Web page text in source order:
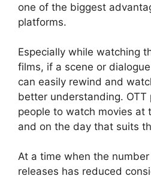
one of the biggest
platforms.
Especially while watching
films, if a scene or
can easily rewind and
better understanding. OTT
people to watch movies at
and on the day that suits
At a time when the
releases has reduced